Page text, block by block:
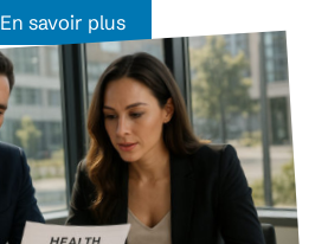
En savoir plus